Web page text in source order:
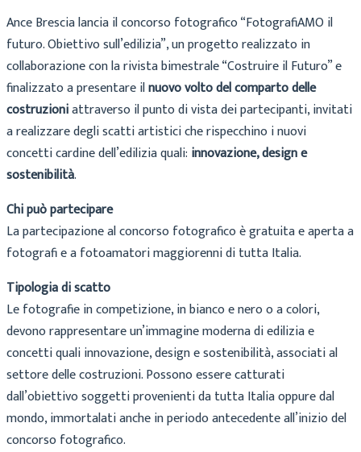
Ance Brescia lancia il concorso fotografico “FotografiAMO il
futuro. Obiettivo sull’edilizia”, un progetto realizzato in
collaborazione con la rivista bimestrale “Costruire il Futuro” e
finalizzato a presentare ilnuovo volto del comparto delle
costruzioniattraverso il punto di vista dei partecipanti, invitati
a realizzare degli scatti artistici che rispecchino i nuovi
concetti cardine dell’edilizia quali: innovazione, design e
sostenibilità.
Chi può partecipare
La partecipazione al concorso fotografico è gratuita e aperta a
fotografi e a fotoamatori maggiorenni di tutta Italia.
Tipologia di scatto
Le fotografie in competizione, in bianco e nero o a colori,
devono rappresentare un’immagine moderna di edilizia e
concetti quali innovazione, design e sostenibilità, associati al
settore delle costruzioni. Possono essere catturati
dall’obiettivo soggetti provenienti da tutta Italia oppure dal
mondo, immortalati anche in periodo antecedente all’inizio del
concorso fotografico.